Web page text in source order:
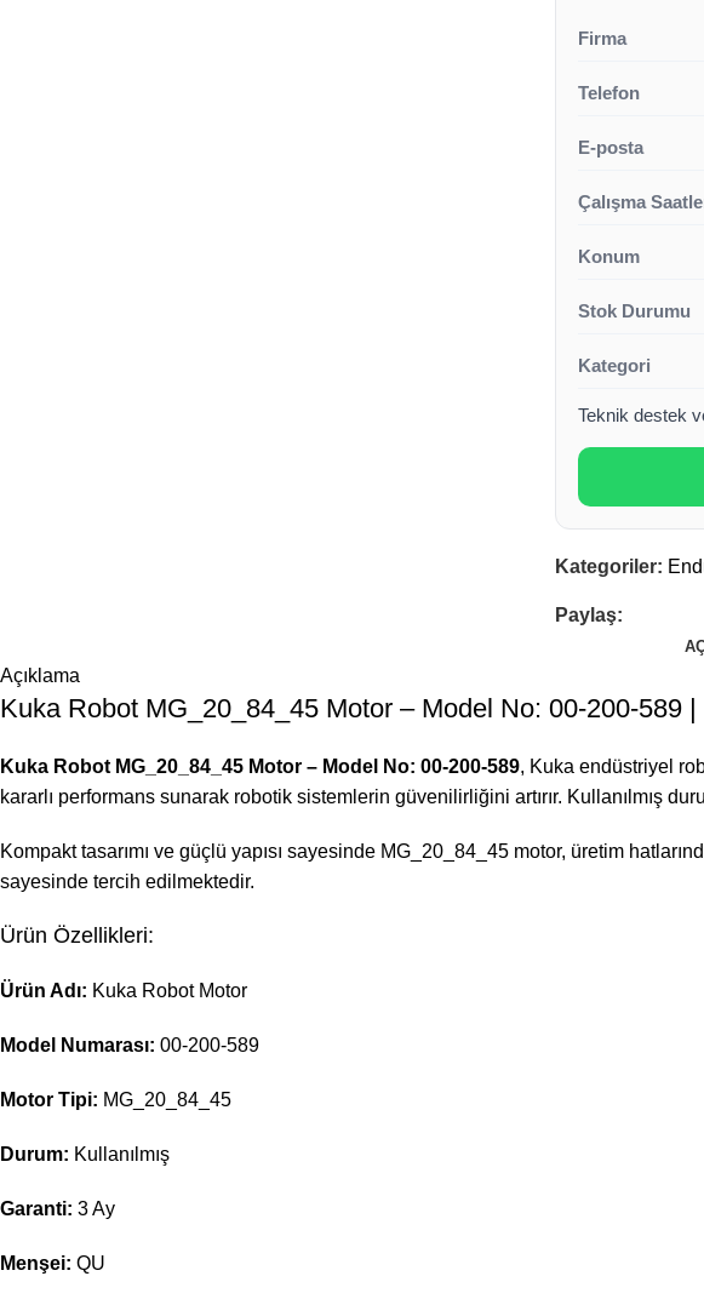
Firma
Telefon
E-posta
Çalışma
Konum
Stok Durumu
Kategori
Teknik destek
Kategoriler:
Paylaş:
Açıklama
Kuka Robot MG_20_84_45 Motor – Model No: 00-200-589
Kuka Robot MG_20_84_45 Motor – Model No: 00-200-589, Kuka endüstriyel
kararlı performans sunarak robotik sistemlerin güvenilirliğini artırır. Kullanılmış
Kompakt tasarımı ve güçlü yapısı sayesinde MG_20_84_45 motor, üretim
sayesinde tercih edilmektedir.
Ürün Özellikleri:
Ürün Adı: Kuka Robot Motor
Model Numarası: 00-200-589
Motor Tipi: MG_20_84_45
Durum: Kullanılmış
Garanti: 3 Ay
Menşei: QU